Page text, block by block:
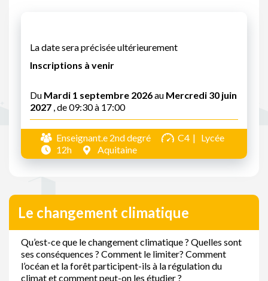
La date sera précisée ultérieurement
Inscriptions à venir
Du Mardi 1 septembre 2026au Mercredi 30 juin
2027 , de 09:30 à 17:00
Enseignant.e 2nd degré C4
Lycée
12h
Aquitaine
Le changement climatique
Qu’est-ce que le changement climatique ? Quelles sont
ses conséquences ? Comment le limiter? Comment
l’océan et la forêt participent-ils à la régulation du
climat et comment peut-on les étudier ?